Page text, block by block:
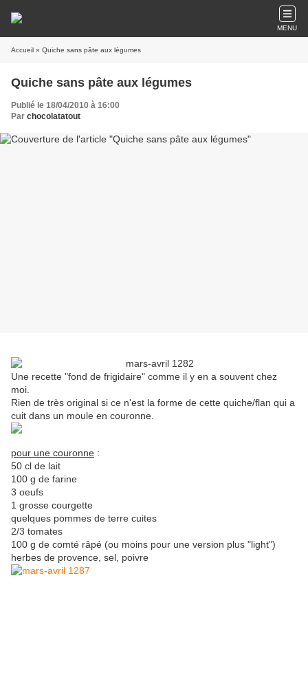
MENU
Accueil » Quiche sans pâte aux légumes
Quiche sans pâte aux légumes
Publié le 18/04/2010 à 16:00
Par chocolatatout
Une recette "fond de frigidaire" comme il y en a souvent chez
moi.
Rien de très original si ce n'est la forme de cette quiche/flan qui a
cuit dans un moule en couronne.
pour une couronne :
50 cl de lait
100 g de farine
3 oeufs
1 grosse courgette
quelques pommes de terre cuites
2/3 tomates
100 g de comté râpé (ou moins pour une version plus "light")
herbes de provence, sel, poivre